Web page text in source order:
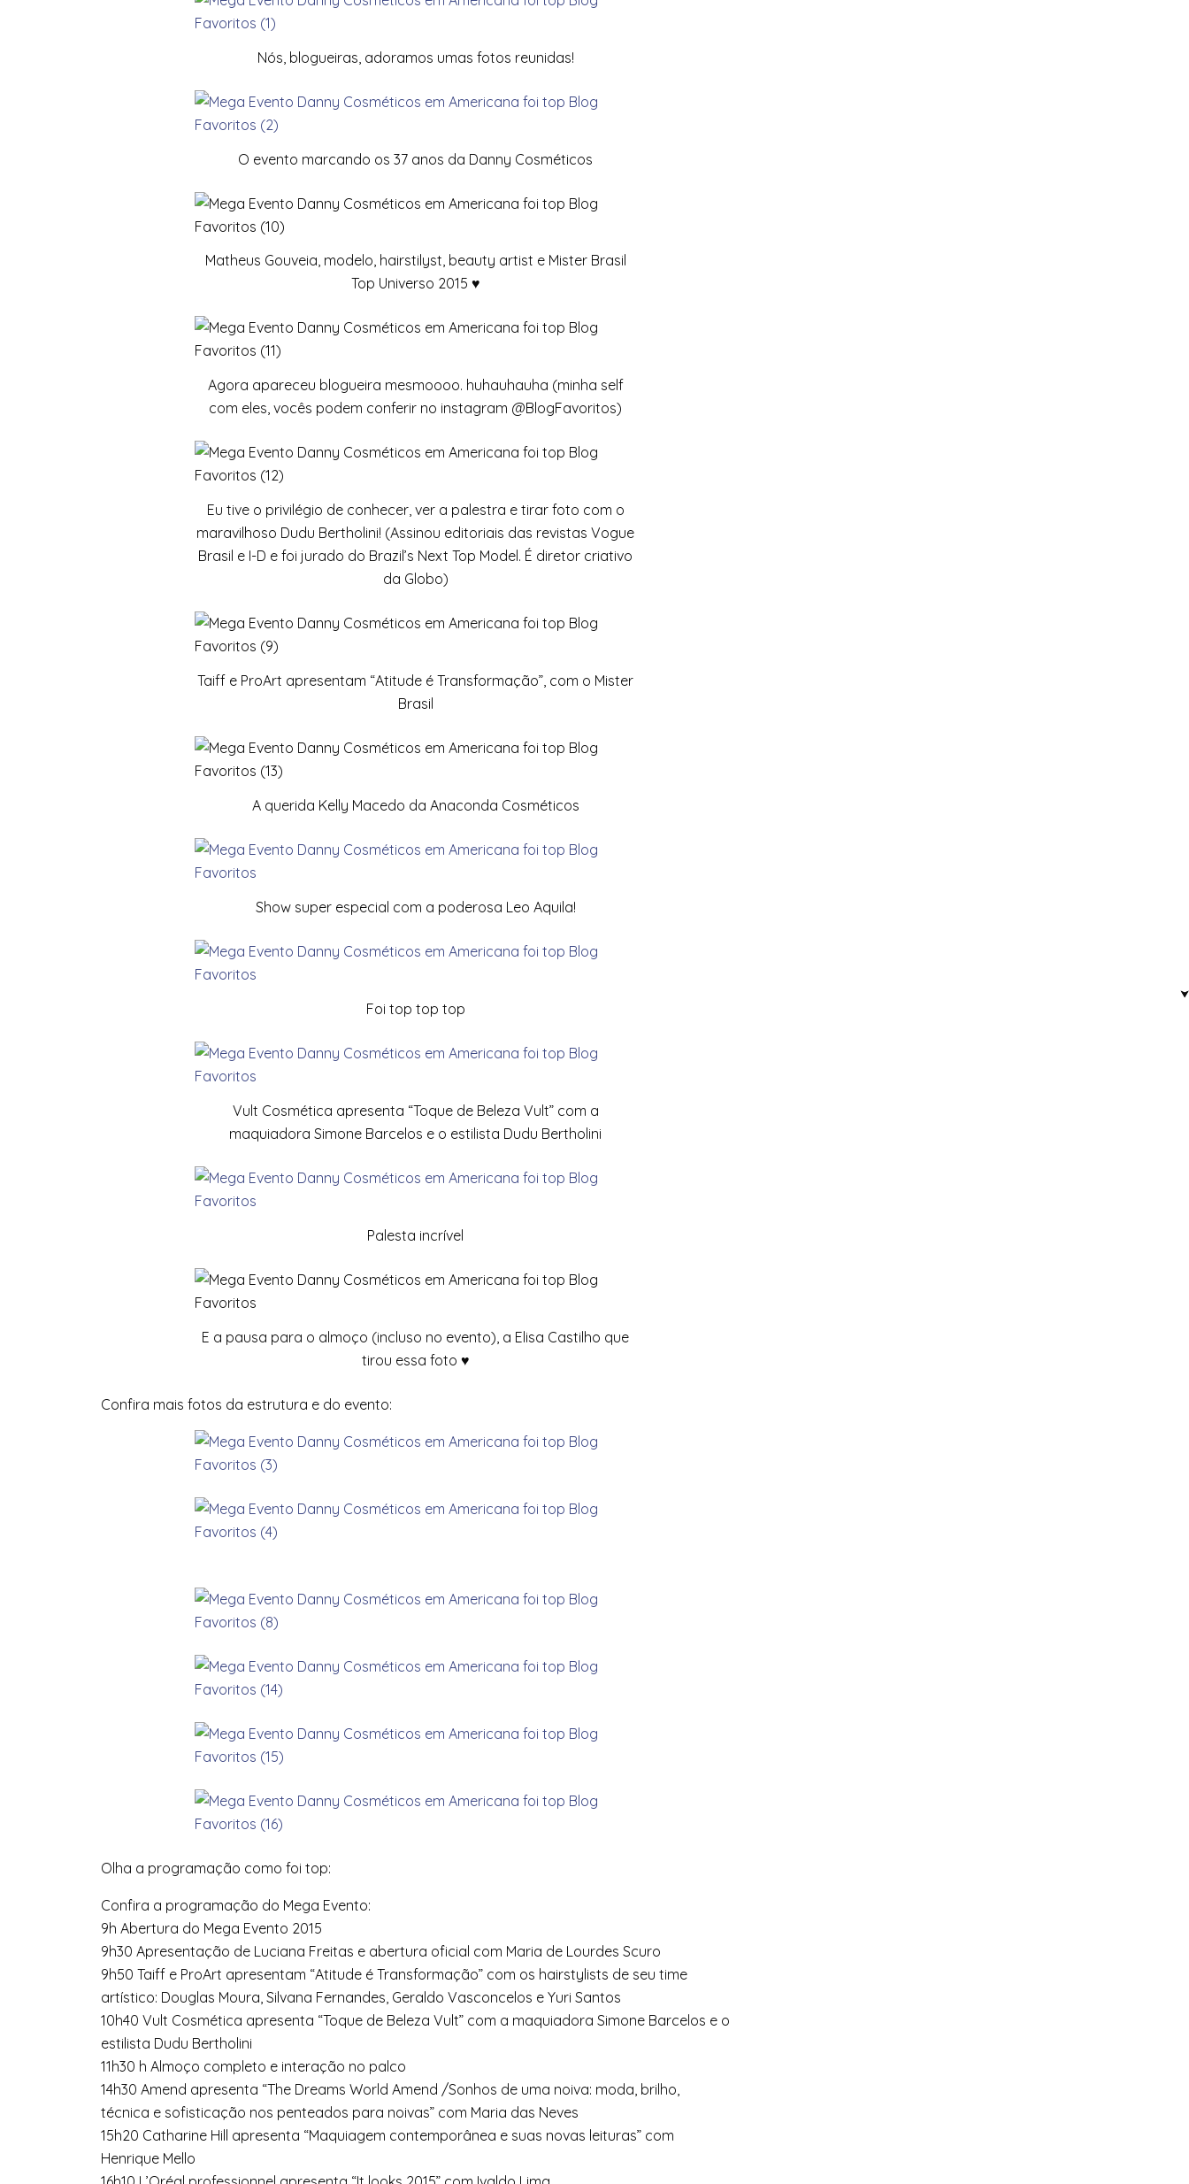
Nós, blogueiras, adoramos umas fotos reunidas!
O evento marcando os 37 anos da Danny Cosméticos
Matheus Gouveia, modelo, hairstilyst, beauty artist e Mister Brasil
Top Universo 2015 ♥
Agora apareceu blogueira mesmoooo. huhauhauha (minha self
com eles, vocês podem conferir no instagram @BlogFavoritos)
Eu tive o privilégio de conhecer, ver a palestra e tirar foto com o
maravilhoso Dudu Bertholini! (Assinou editoriais das revistas Vogue
Brasil e I-D e foi jurado do Brazil’s Next Top Model. É diretor criativo
da Globo)
Taiff e ProArt apresentam “Atitude é Transformação”, com o Mister
Brasil
A querida Kelly Macedo da Anaconda Cosméticos
Show super especial com a poderosa Leo Aquila!
Foi top top top
Vult Cosmética apresenta “Toque de Beleza Vult” com a
maquiadora Simone Barcelos e o estilista Dudu Bertholini
Palesta incrível
E a pausa para o almoço (incluso no evento), a Elisa Castilho que
tirou essa foto ♥
Confira mais fotos da estrutura e do evento:
Olha a programação como foi top:
Confira a programação do Mega Evento:
9h Abertura do Mega Evento 2015
9h30 Apresentação de Luciana Freitas e abertura oficial com Maria de Lourdes Scuro
9h50 Taiff e ProArt apresentam “Atitude é Transformação” com os hairstylists de seu time
artístico: Douglas Moura, Silvana Fernandes, Geraldo Vasconcelos e Yuri Santos
10h40 Vult Cosmética apresenta “Toque de Beleza Vult” com a maquiadora Simone Barcelos e o
estilista Dudu Bertholini
11h30 h Almoço completo e interação no palco
14h30 Amend apresenta “The Dreams World Amend /Sonhos de uma noiva: moda, brilho,
técnica e sofisticação nos penteados para noivas” com Maria das Neves
15h20 Catharine Hill apresenta “Maquiagem contemporânea e suas novas leituras” com
Henrique Mello